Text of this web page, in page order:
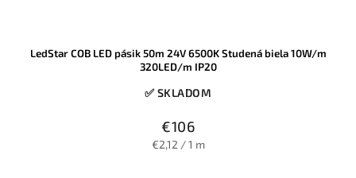
LedStar COB LED pásik 50m 24V 6500K Studená biela 10W/m
320LED/m IP20
✅ SKLADOM
€106
€2,12 / 1 m